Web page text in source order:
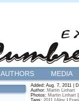
AUTHORS MEDIA
Added: Aug. 7, 2011 |
Author: Martin Linhart
Photos: Martin Linhart
Tags: 2011 Alpy